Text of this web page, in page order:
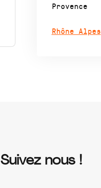
Provence
Rhône Alpes
Suivez nous !